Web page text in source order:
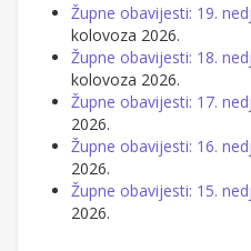
Župne obavijesti: 19.
kolovoza 2026.
Župne obavijesti: 18.
kolovoza 2026.
Župne obavijesti: 17.
2026.
Župne obavijesti: 16.
2026.
Župne obavijesti: 15.
2026.